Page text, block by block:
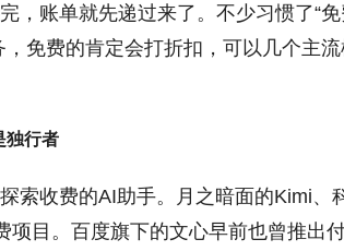
，账单就先递过来了。不少习惯了“
免费的肯定会打折扣，可以几个主
独行者
索收费的AI助手。月之暗面的Kimi、
项目。百度旗下的文心早前也曾推出